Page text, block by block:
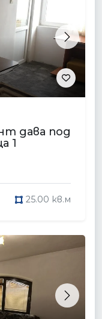
Next
дава под
1
25.00 кв.м
Next